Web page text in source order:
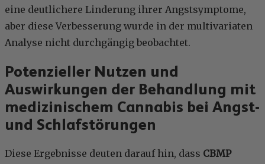
eine deutlichere Linderung ihrer Angstsymptome,
aber diese Verbesserung wurde in der multivariaten
Analyse nicht durchgängig beobachtet.
Potenzieller Nutzen und
Auswirkungen der Behandlung mit
medizinischem Cannabis bei Angst-
und Schlafstörungen
Diese Ergebnisse deuten darauf hin, dass CBMP